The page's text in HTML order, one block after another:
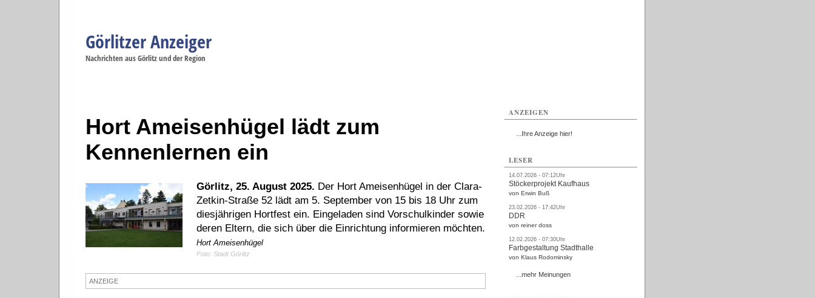
Görlitzer Anzeiger
Nachrichten aus Görlitz und der Region
Hort Ameisenhügel lädt zum
Kennenlernen ein
Görlitz, 25. August 2025. Der Hort Ameisenhügel in der Clara-
Zetkin-Straße 52 lädt am 5. September von 15 bis 18 Uhr zum
diesjährigen Hortfest ein. Eingeladen sind Vorschulkinder sowie
deren Eltern, die sich über die Einrichtung informieren möchten.
Hort Ameisenhügel
Foto: Stadt Görlitz
ANZEIGE
ANZEIGEN
...Ihre Anzeige hier!
LESER
14.07.2026 - 07:12Uhr
Stöckerprojekt Kaufhaus
von Erwin Buß
23.02.2026 - 17:42Uhr
DDR
von reiner doss
12.02.2026 - 07:30Uhr
Farbgestaltung Stadthalle
von Klaus Rodominsky
...mehr Meinungen